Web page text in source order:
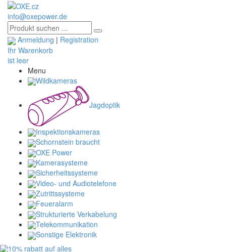
info@oxepower.de
Anmeldung | Registration
Ihr Warenkorb
ist leer
Menu
Wildkameras
Jagdoptik
Inspektionskameras
Schornstein braucht
OXE Power
Kamerasysteme
Sicherheitssysteme
Video- und Audiotelefone
Zutrittssysteme
Feueralarm
Strukturierte Verkabelung
Telekommunikation
Sonstige Elektronik